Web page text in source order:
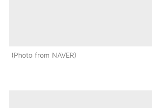
Photo from NAVER